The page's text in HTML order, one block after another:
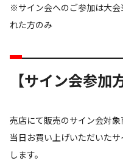
※サイン会へのご参加は大
れた方のみ
【サイン会参加
売店にて販売のサイン会対象
当日お買い上げいただいた
します。